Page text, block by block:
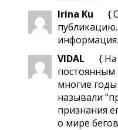
Irina Ku
{
VIDAL
{
постоянным
многие
называли
признания
о мире